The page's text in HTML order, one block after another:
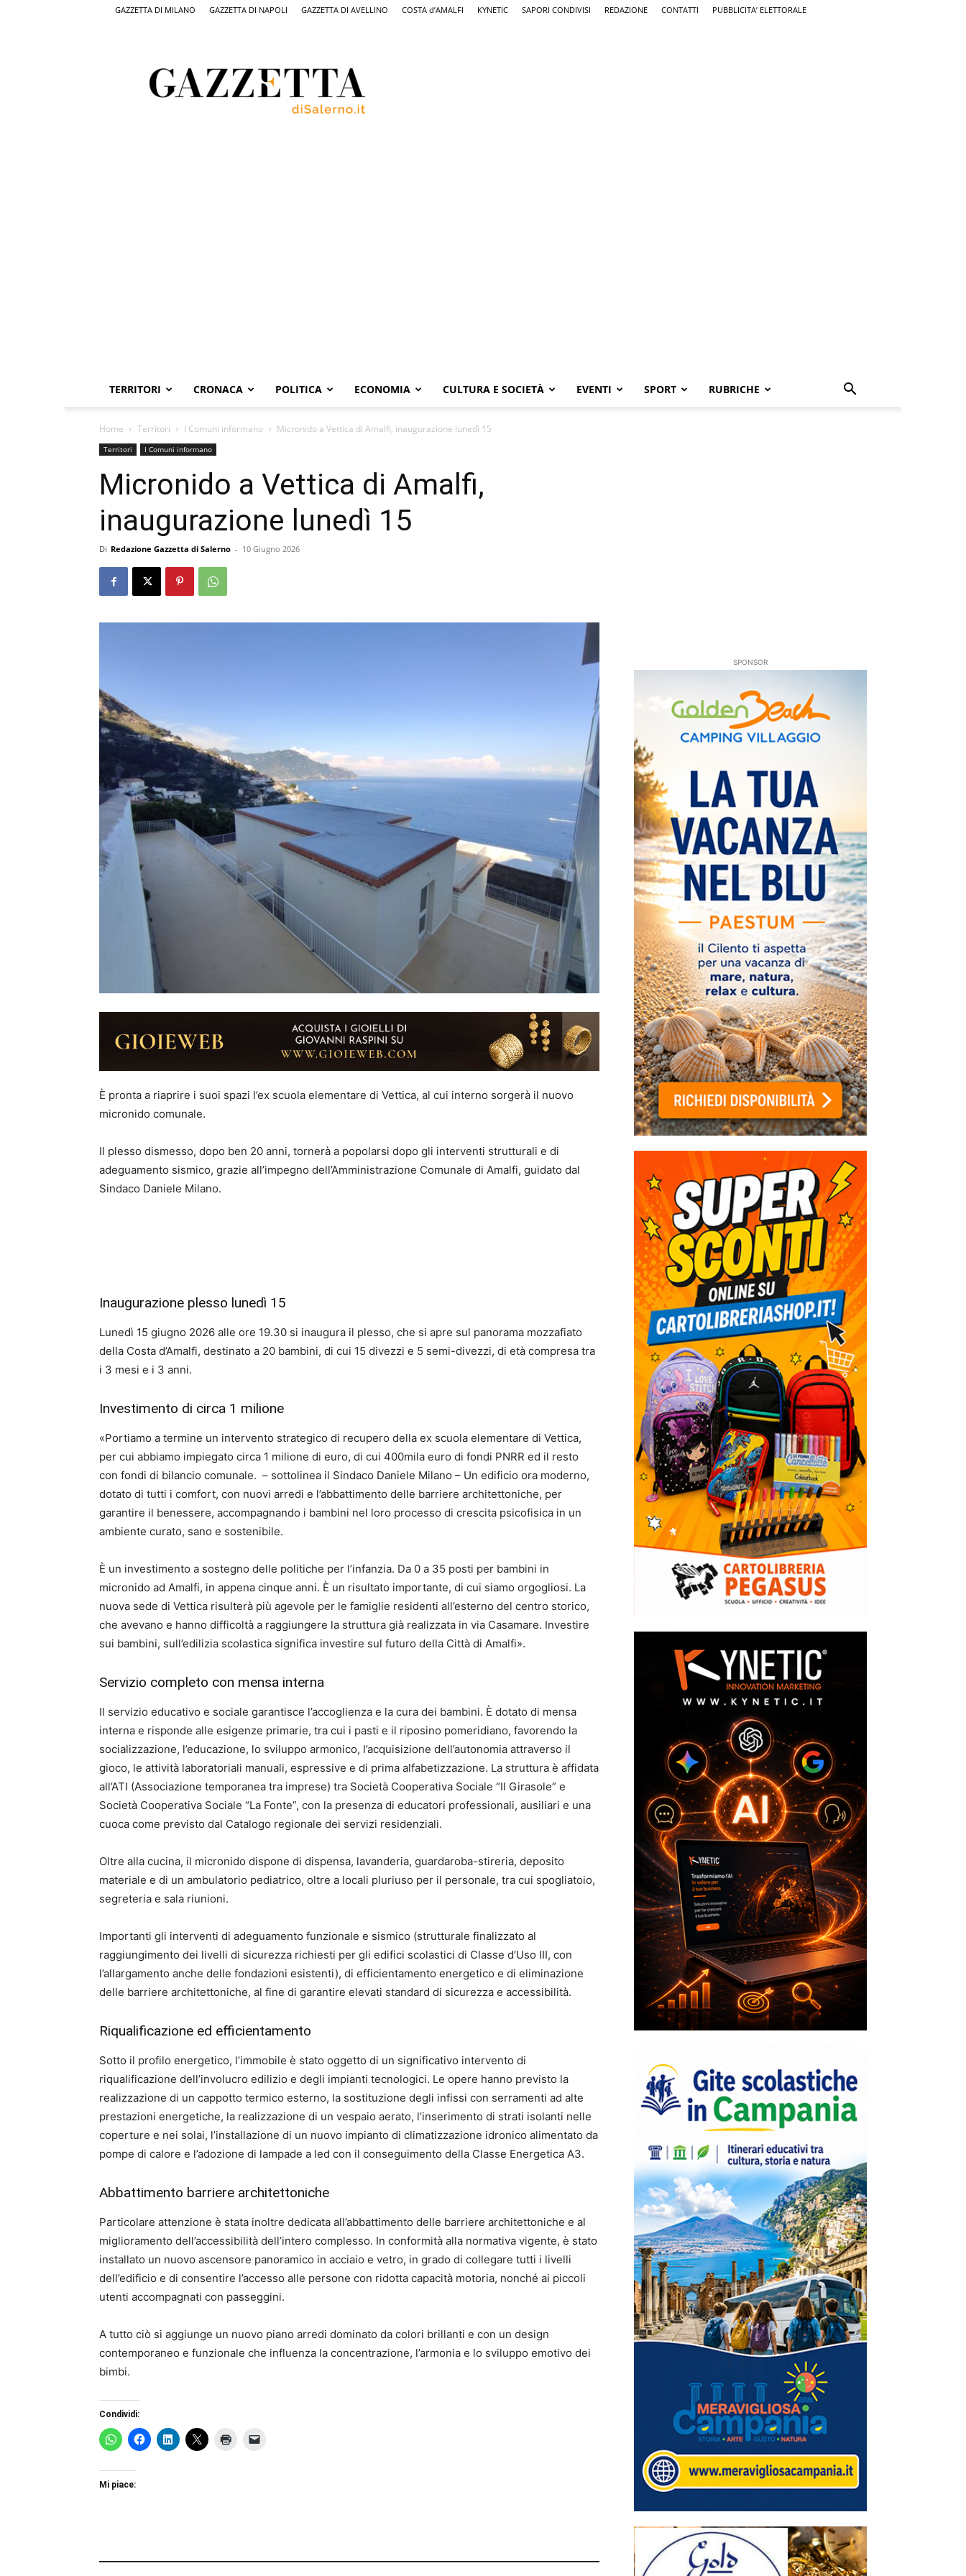
GAZZETTA DI MILANO GAZZETTA DI NAPOLI GAZZETTA DI AVELLINO COSTA d’AMALFI KYNETIC SAPORI CONDIVISI REDAZIONE CONTATTI PUBBLICITA’ ELETTORALE
Salerno,
il
quotidiano
TERRITORI CRONACA POLITICA ECONOMIA CULTURA E SOCIETÀ EVENTI SPORT RUBRICHE
Home Territori I Comuni informano Micronido a Vettica di Amalfi, inaugurazione lunedì 15
Territori I Comuni informano
Micronido a Vettica di Amalfi,
inaugurazione lunedì 15
Di Redazione Gazzetta di Salerno - 10 Giugno 2026
È pronta a riaprire i suoi spazi l’ex scuola elementare di Vettica, al cui interno sorgerà il nuovo
micronido comunale.
Il plesso dismesso, dopo ben 20 anni, tornerà a popolarsi dopo gli interventi strutturali e di
adeguamento sismico, grazie all’impegno dell’Amministrazione Comunale di Amalfi, guidato dal
Sindaco Daniele Milano.
Inaugurazione plesso lunedì 15
Lunedì 15 giugno 2026 alle ore 19.30 si inaugura il plesso, che si apre sul panorama mozzafiato
della Costa d’Amalfi, destinato a 20 bambini, di cui 15 divezzi e 5 semi-divezzi, di età compresa tra
i 3 mesi e i 3 anni.
Investimento di circa 1 milione
«Portiamo a termine un intervento strategico di recupero della ex scuola elementare di Vettica,
per cui abbiamo impiegato circa 1 milione di euro, di cui 400mila euro di fondi PNRR ed il resto
con fondi di bilancio comunale. – sottolinea il Sindaco Daniele Milano – Un edificio ora moderno,
dotato di tutti i comfort, con nuovi arredi e l’abbattimento delle barriere architettoniche, per
garantire il benessere, accompagnando i bambini nel loro processo di crescita psicofisica in un
ambiente curato, sano e sostenibile.
È un investimento a sostegno delle politiche per l’infanzia. Da 0 a 35 posti per bambini in
micronido ad Amalfi, in appena cinque anni. È un risultato importante, di cui siamo orgogliosi. La
nuova sede di Vettica risulterà più agevole per le famiglie residenti all’esterno del centro storico,
che avevano e hanno difficoltà a raggiungere la struttura già realizzata in via Casamare. Investire
sui bambini, sull’edilizia scolastica significa investire sul futuro della Città di Amalfi».
Servizio completo con mensa interna
Il servizio educativo e sociale garantisce l’accoglienza e la cura dei bambini. È dotato di mensa
interna e risponde alle esigenze primarie, tra cui i pasti e il riposino pomeridiano, favorendo la
socializzazione, l’educazione, lo sviluppo armonico, l’acquisizione dell’autonomia attraverso il
gioco, le attività laboratoriali manuali, espressive e di prima alfabetizzazione. La struttura è affidata
all’ATI (Associazione temporanea tra imprese) tra Società Cooperativa Sociale “Il Girasole” e
Società Cooperativa Sociale “La Fonte”, con la presenza di educatori professionali, ausiliari e una
cuoca come previsto dal Catalogo regionale dei servizi residenziali.
Oltre alla cucina, il micronido dispone di dispensa, lavanderia, guardaroba-stireria, deposito
materiale e di un ambulatorio pediatrico, oltre a locali pluriuso per il personale, tra cui spogliatoio,
segreteria e sala riunioni.
Importanti gli interventi di adeguamento funzionale e sismico (strutturale finalizzato al
raggiungimento dei livelli di sicurezza richiesti per gli edifici scolastici di Classe d’Uso III, con
l’allargamento anche delle fondazioni esistenti), di efficientamento energetico e di eliminazione
delle barriere architettoniche, al fine di garantire elevati standard di sicurezza e accessibilità.
Riqualificazione ed efficientamento
Sotto il profilo energetico, l’immobile è stato oggetto di un significativo intervento di
riqualificazione dell’involucro edilizio e degli impianti tecnologici. Le opere hanno previsto la
realizzazione di un cappotto termico esterno, la sostituzione degli infissi con serramenti ad alte
prestazioni energetiche, la realizzazione di un vespaio aerato, l’inserimento di strati isolanti nelle
coperture e nei solai, l’installazione di un nuovo impianto di climatizzazione idronico alimentato da
pompe di calore e l’adozione di lampade a led con il conseguimento della Classe Energetica A3.
Abbattimento barriere architettoniche
Particolare attenzione è stata inoltre dedicata all’abbattimento delle barriere architettoniche e al
miglioramento dell’accessibilità dell’intero complesso. In conformità alla normativa vigente, è stato
installato un nuovo ascensore panoramico in acciaio e vetro, in grado di collegare tutti i livelli
dell’edificio e di consentire l’accesso alle persone con ridotta capacità motoria, nonché ai piccoli
utenti accompagnati con passeggini.
A tutto ciò si aggiunge un nuovo piano arredi dominato da colori brillanti e con un design
contemporaneo e funzionale che influenza la concentrazione, l’armonia e lo sviluppo emotivo dei
bimbi.
Condividi:
Mi piace:
SPONSOR